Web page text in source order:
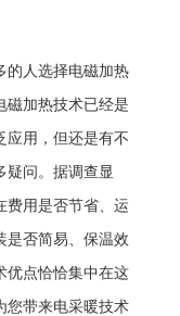
的人选择电磁加热
磁加热技术已经是
应用，但还是有不
疑问。据调查显
费用是否节省、运
是否简易、保温效
优点恰恰集中在这
您带来电采暖技术